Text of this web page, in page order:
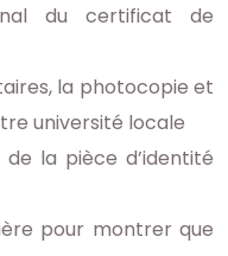
du certificat de
la photocopie et
université locale
la pièce d’identité
pour montrer que